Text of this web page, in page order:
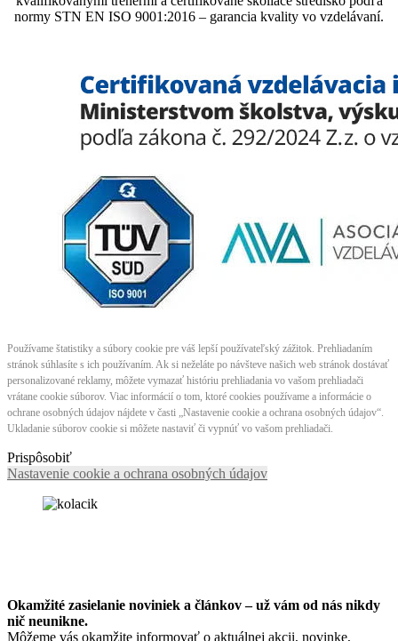
normy STN EN ISO 9001:2016 – garancia kvality vo vzdelávaní.
Používame štatistiky a súbory cookie pre váš lepší používateľský zážitok. Prehliadaním
stránok súhlasíte s ich používaním. Ak si neželáte po návšteve našich web stránok dostávať
personalizované reklamy, môžete vymazať históriu prehliadania vo vašom prehliadači
vrátane cookie súborov. Viac informácií o tom, ktoré cookies používame a informácie o
ochrane osobných údajov nájdete v časti „Nastavenie cookie a ochrana osobných údajov“.
Ukladanie súborov cookie si môžete nastaviť či vypnúť vo vašom prehliadači.
Prispôsobiť
Nastavenie cookie a ochrana osobných údajov
Okamžité zasielanie noviniek a článkov – už vám od nás nikdy
nič neunikne.
Môžeme vás okamžite informovať o aktuálnej akcii, novinke,